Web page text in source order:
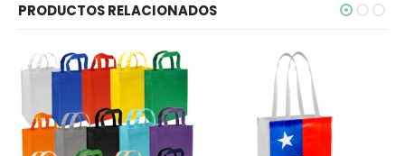
PRODUCTOS RELACIONADOS